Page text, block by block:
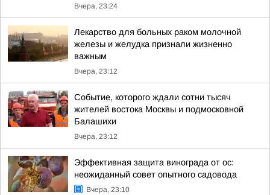
Вчера, 23:24
Лекарство для больных раком молочной
железы и желудка признали жизненно
важным
Вчера, 23:12
Событие, которого ждали сотни тысяч
жителей востока Москвы и подмосковной
Балашихи
Вчера, 23:12
Эффективная защита винограда от ос:
неожиданный совет опытного садовода
Вчера, 23:10